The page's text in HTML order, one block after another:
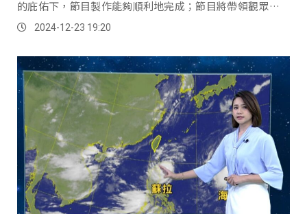
的庇佑下，節目製作能夠順利地完成；節目將帶領觀眾，來
到國內規模最大、最具研究價值的野外博物館–台灣原住民族
文化園區，實際探索園區秘境，感受原住民族的文化脈動。
2024-12-23 19:20